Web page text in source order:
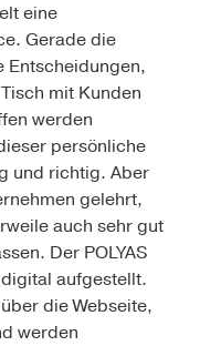
eine
Gerade die
Entscheidungen,
mit Kunden
werden
persönliche
und richtig. Aber
gelehrt,
auch sehr gut
Der POLYAS
aufgestellt.
die Webseite,
werden